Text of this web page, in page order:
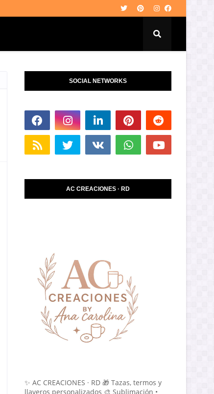
SOCIAL NETWORKS
AC CREACIONES · RD
✨ AC CREACIONES · RD 🎁 Tazas, termos y
llaveros personalizados 🎨 Sublimación •